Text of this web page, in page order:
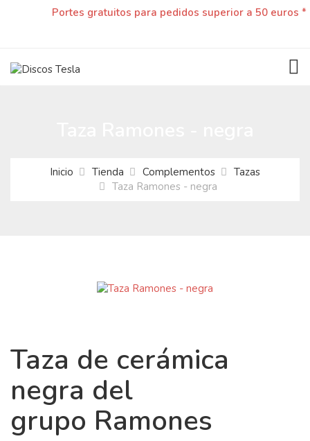
Portes gratuitos para pedidos superior a 50 euros *
Inicio Tienda Complementos
Tazas
Taza Ramones - negra
Taza de cerámica
negra del
grupo Ramones